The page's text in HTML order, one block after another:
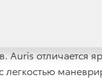
отличается